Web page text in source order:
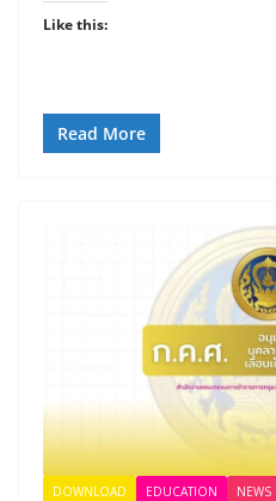
Like this:
Read More
DOWNLOAD EDUCATION NEWS